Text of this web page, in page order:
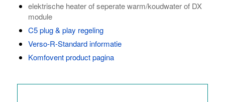
elektrische heater of seperate warm/koudwater of DX
module
C5 plug & play regeling
Verso-R-Standard informatie
Komfovent product pagina